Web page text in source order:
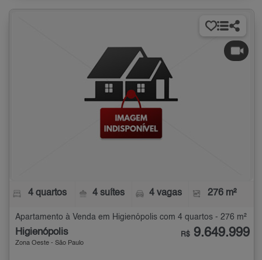
4 quartos 4 suítes 4 vagas 276 m²
Apartamento à Venda em Higienópolis com 4 quartos - 276 m²
Higienópolis
Zona Oeste - São Paulo
R$ 9.649.999